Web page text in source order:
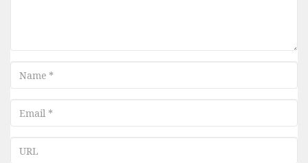
Name
Email